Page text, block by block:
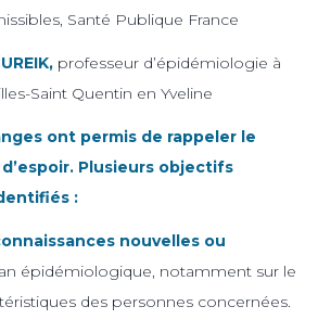
Santé Publique France
professeur d’épidémiologie à
Saint Quentin en Yveline
ont permis de rappeler le
Plusieurs objectifs
:
nouvelles ou
épidémiologique, notamment sur le
des personnes concernées.